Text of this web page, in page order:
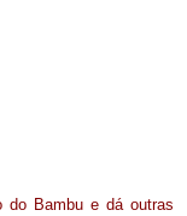
do Bambu e dá outras